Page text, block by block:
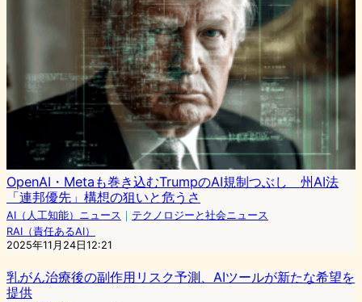
OpenAI・Metaも巻き込むTrumpのAI規制つぶし 州AI法
「連邦優先」構想の狙いと危うさ
AI（人工知能）ニュース ｜ テクノロジーと社会ニュース
RAI（責任あるAI）
2025年11月24日12:21
乳がん治療後の副作用リスク予測、AIツールが新たな希望を
提供